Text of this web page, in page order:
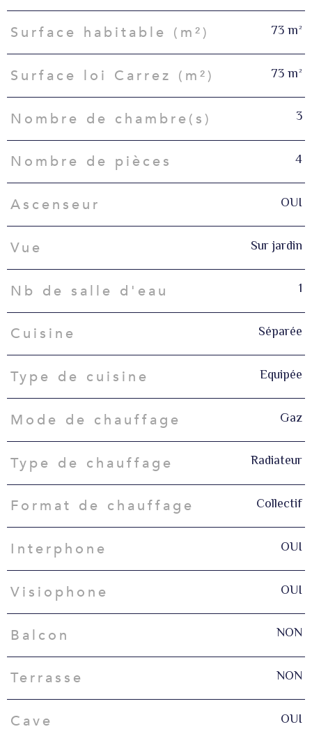
Surface habitable (m²) 73 m²
Surface loi Carrez (m²) 73 m²
Nombre de chambre(s) 3
Nombre de pièces 4
Ascenseur OUI
Vue Sur jardin
Nb de salle d'eau 1
Cuisine Séparée
Type de cuisine Equipée
Mode de chauffage Gaz
Type de chauffage Radiateur
Format de chauffage Collectif
Interphone OUI
Visiophone OUI
Balcon NON
Terrasse NON
Cave OUI